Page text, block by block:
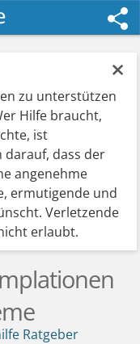
×
zu unterstützen
Hilfe braucht,
ist
dass der
angenehme
ermutigende und
Verletzende
erlaubt.
Ratgeber